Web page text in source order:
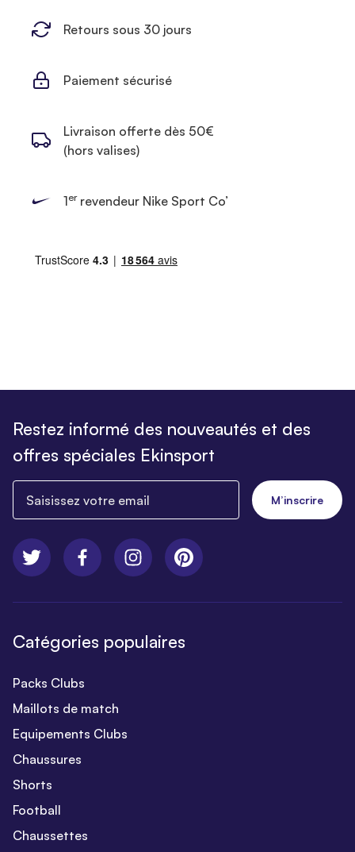
Retours sous 30 jours
Paiement sécurisé
Livraison offerte dès 50€
(hors valises)
1errevendeur Nike Sport Co’
Restez informé des nouveautés et des
offres spéciales Ekinsport
M’inscrire
Catégories populaires
Packs Clubs
Maillots de match
Equipements Clubs
Chaussures
Shorts
Football
Chaussettes